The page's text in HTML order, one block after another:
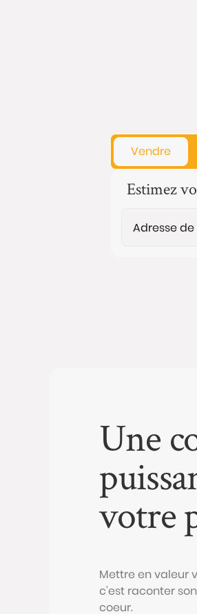
Vendre
Estimez
Une
votre
Mettre en valeur
c'est raconter
coeur.